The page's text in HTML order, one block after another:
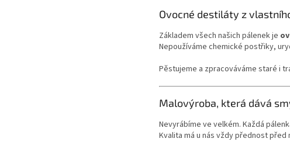
Ovocné destiláty z
Základem všech našich pálenek je
Nepoužíváme chemické postřiky,
Pěstujeme a zpracováváme staré i
Malovýroba, která dává
Nevyrábíme ve velkém. Každá
Kvalita má u nás vždy přednost